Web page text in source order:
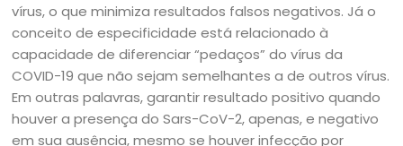
vírus, o que minimiza resultados falsos negativos. Já o
conceito de especificidade está relacionado à
capacidade de diferenciar “pedaços” do vírus da
COVID-19 que não sejam semelhantes a de outros vírus.
Em outras palavras, garantir resultado positivo quando
houver a presença do Sars-CoV-2, apenas, e negativo
em sua ausência, mesmo se houver infecção por